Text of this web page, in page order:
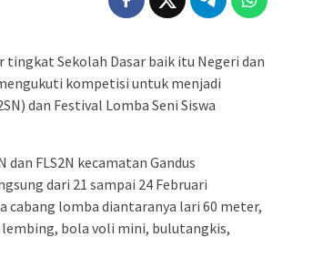
tingkat Sekolah Dasar baik itu Negeri dan
kompetisi untuk menjadi
dan Festival Lomba Seni Siswa
FLS2N kecamatan Gandus
dari 21 sampai 24 Februari
cabang lomba diantaranya lari 60 meter,
bola voli mini, bulutangkis,